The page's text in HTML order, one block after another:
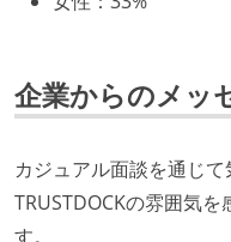
参加している
全体のスケジュー
で行う
プロダクトの開発言
企業からのメッ
カジュアル面談を通じ
TRUSTDOCKの雰囲気
す。